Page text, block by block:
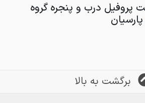
پروفیل درب و پنجره گروه
برگشت به بالا